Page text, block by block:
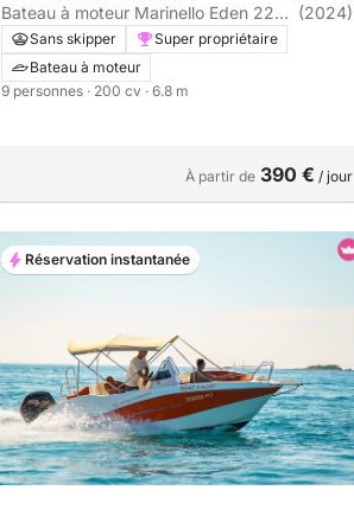
Bateau à moteur Marinello Eden 22
200cv
(2024)
Sans skipper
Super propriétaire
Bateau à moteur
9 personnes · 200 cv · 6.8 m
À partir de 390 € / jour
Réservation instantanée